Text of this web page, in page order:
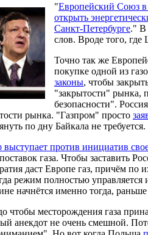
"Европейский Союз в
открыть
Санкт-Петербурге." В
слов. Вроде того,
Точно так же
покупке одной из
законы, чтобы
"закрытости" рынка,
безопасности".
рынка. "Газпром" просто
по дну Байкала не
против инициатив
газа. Чтобы заставить
даст Европе газ, причём
режим полностью
начнётся именно тогда,
чтобы месторождения газа
анекдот не очень смешной.